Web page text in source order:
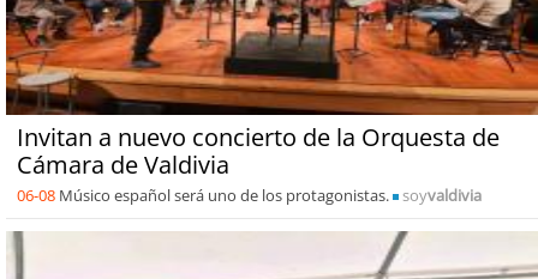
Invitan a nuevo concierto de la Orquesta de
Cámara de Valdivia
06-08 Músico español será uno de los protagonistas. soyvaldivia